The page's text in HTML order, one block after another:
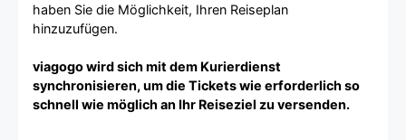
haben Sie die Möglichkeit, Ihren Reiseplan
hinzuzufügen.
viagogo wird sich mit dem Kurierdienst
synchronisieren, um die Tickets wie erforderlich so
schnell wie möglich an Ihr Reiseziel zu versenden.